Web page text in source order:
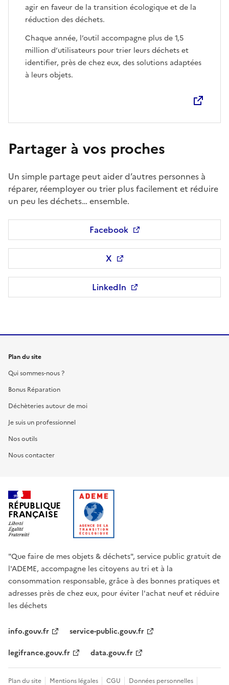
agir en faveur de la transition écologique et de la
réduction des déchets.
Chaque année, l’outil accompagne plus de 1,5
million d’utilisateurs pour trier leurs déchets et
identifier, près de chez eux, des solutions adaptées
à leurs objets.
Partager à vos proches
Un simple partage peut aider d’autres personnes à
réparer, réemployer ou trier plus facilement et réduire
un peu les déchets… ensemble.
FacebookOuvre une nouvelle fenêtre
X Ouvre une nouvelle fenêtre
LinkedInOuvre une nouvelle fenêtre
Plan du site
Qui sommes-nous ?
Bonus Réparation
Déchèteries autour de moi
Je suis un professionnel
Nos outils
Nous contacter
RÉPUBLIQUE
FRANÇAISE
"Que faire de mes objets & déchets", service public gratuit de
l'ADEME, accompagne les citoyens au tri et à la
consommation responsable, grâce à des bonnes pratiques et
adresses près de chez eux, pour éviter l'achat neuf et réduire
les déchets
info.gouv.fr
service-public.gouv.fr
legifrance.gouv.fr
data.gouv.fr
Plan du site Mentions légales CGU Données personnelles